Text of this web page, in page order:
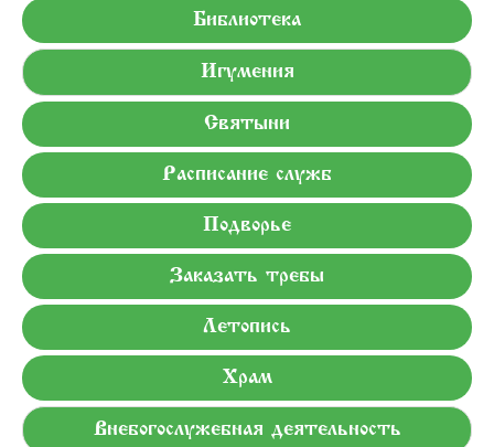
Библиотека
Игумения
Святыни
Расписание служб
Подворье
Заказать требы
Летопись
Храм
Внебогослужебная деятельность